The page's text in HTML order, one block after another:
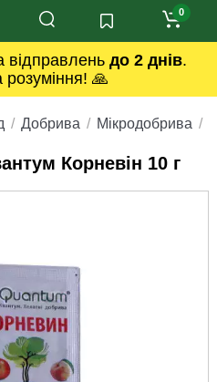
до 2 днів.
🙏
0
Добрива Мікродобрива
Корневін 10 г